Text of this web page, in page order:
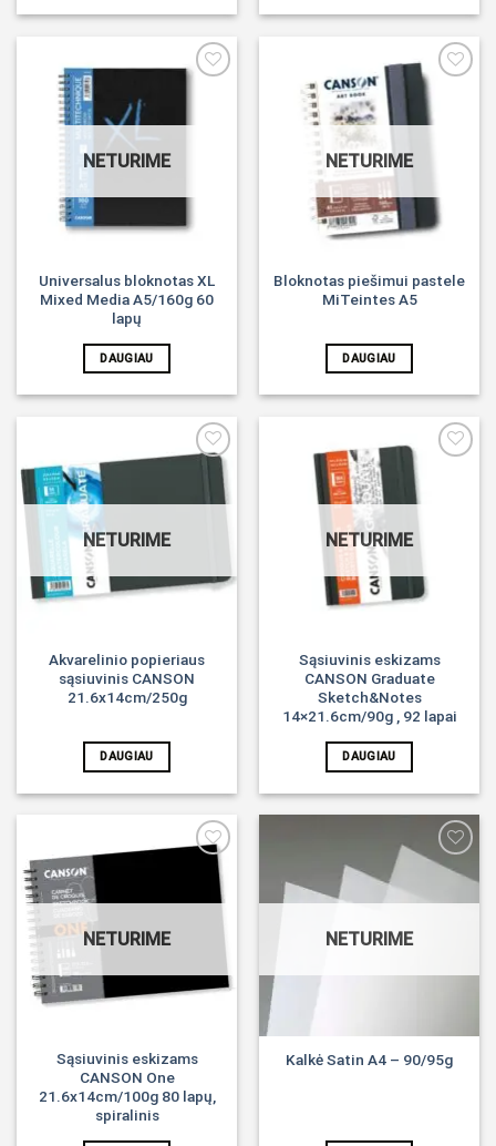
NETURIME
Universalus bloknotas XL
Mixed Media A5/160g 60
lapų
DAUGIAU
NETURIME
Bloknotas piešimui pastele
MiTeintes A5
DAUGIAU
NETURIME
Akvarelinio popieriaus
sąsiuvinis CANSON
21.6x14cm/250g
DAUGIAU
NETURIME
Sąsiuvinis eskizams
CANSON Graduate
Sketch&Notes
14×21.6cm/90g , 92 lapai
DAUGIAU
NETURIME
Sąsiuvinis eskizams
CANSON One
21.6x14cm/100g 80 lapų,
spiralinis
NETURIME
Kalkė Satin A4 – 90/95g